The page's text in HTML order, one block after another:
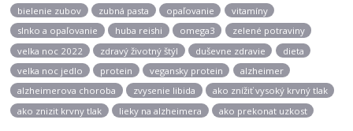
bielenie zubov
zubná pasta opaľovanie
vitamíny
slnko a opaľovanie
huba reishi omega3
zelené potraviny
velka noc 2022
zdravý životný štýl duševne zdravie
dieta
velka noc jedlo
protein vegansky protein
alzheimer
alzheimerova choroba
zvysenie libida
ako znížiť vysoký krvný tlak
ako znizit krvny tlak
lieky na alzheimera ako prekonat uzkost